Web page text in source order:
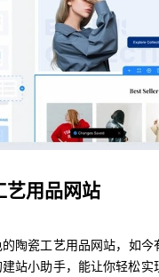
艺用品网站
陶瓷工艺用品网站，如
站小助手，能让你轻松